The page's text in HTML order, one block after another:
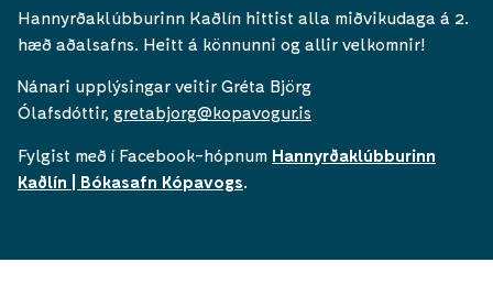
Hannyrðaklúbburinn Kaðlín hittist alla miðvikudaga á 2.
hæð aðalsafns. Heitt á könnunni og allir velkomnir!
Nánari upplýsingar veitir Gréta Björg
Ólafsdóttir, gretabjorg@kopavogur.is
Fylgist með í Facebook-hópnum Hannyrðaklúbburinn
Kaðlín | Bókasafn Kópavogs